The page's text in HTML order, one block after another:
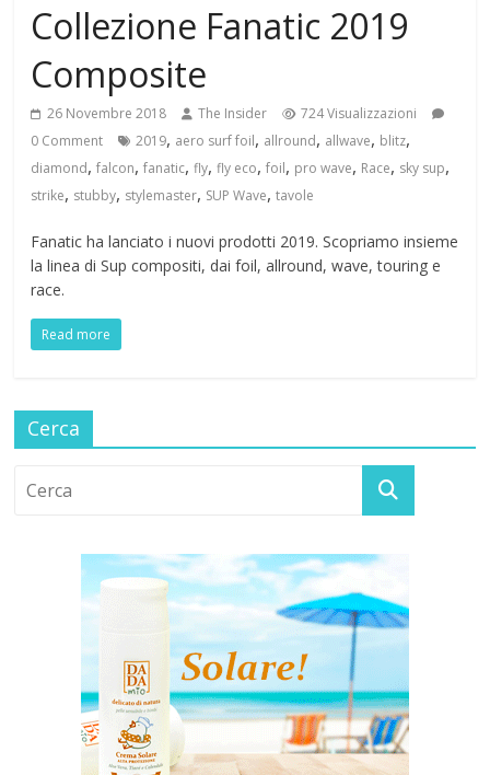
Collezione Fanatic 2019
Composite
26 Novembre 2018 The Insider
724 Visualizzazioni
0 Comment
2019, aero surf foil, allround, allwave, blitz,
diamond,falcon,fanatic,fly,fly eco,foil, pro wave, Race, sky sup,
strike, stubby, stylemaster, SUP Wave,tavole
Fanatic ha lanciato i nuovi prodotti 2019. Scopriamo insieme
la linea di Sup compositi, dai foil, allround, wave, touring e
race.
Read more
Cerca